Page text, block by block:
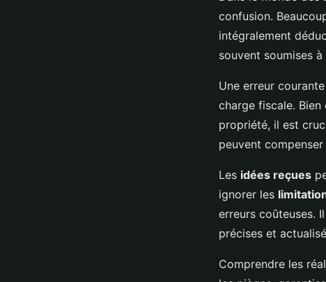
confusion.
intégralement
souvent soumises
Une erreur
charge fiscale. Bien
propriété, il est
peuvent
Les idées reçues
ignorer les
erreurs coûteuses.
précises et
Comprendre les